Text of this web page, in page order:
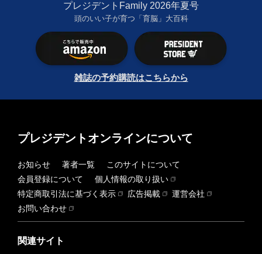
プレジデントFamily 2026年夏号
頭のいい子が育つ「育脳」大百科
雑誌の予約購読はこちらから
プレジデントオンラインについて
お知らせ 著者一覧
このサイトについて
会員登録について
個人情報の取り扱い
特定商取引法に基づく表示
広告掲載
運営会社
お問い合わせ
関連サイト